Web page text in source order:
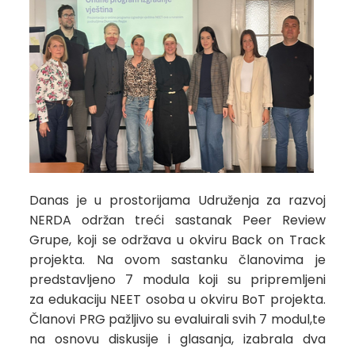
Danas je u prostorijama Udruženja za razvoj
NERDA održan treći sastanak Peer Review
Grupe, koji se održava u okviru Back on Track
projekta. Na ovom sastanku članovima je
predstavljeno 7 modula koji su pripremljeni
za edukaciju NEET osoba u okviru BoT projekta.
Članovi PRG pažljivo su evaluirali svih 7 modul,te
na osnovu diskusije i glasanja, izabrala dva